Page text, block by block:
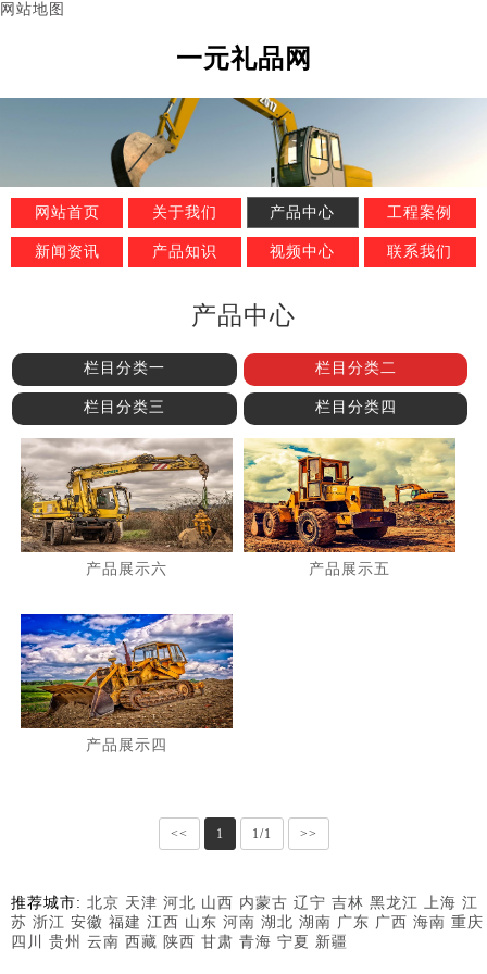
网站地图
一元礼品网
网站首页 关于我们 产品中心 工程案例
新闻资讯 产品知识 视频中心 联系我们
产品中心
栏目分类一 栏目分类二
栏目分类三 栏目分类四
产品展示六 产品展示五
产品展示四
<< 1 1/1 >>
推荐城市: 北京 天津 河北 山西 内蒙古 辽宁 吉林 黑龙江 上海 江
苏 浙江 安徽 福建 江西 山东 河南 湖北 湖南 广东 广西 海南 重庆
四川
贵州 云南 西藏 陕西 甘肃 青海 宁夏 新疆